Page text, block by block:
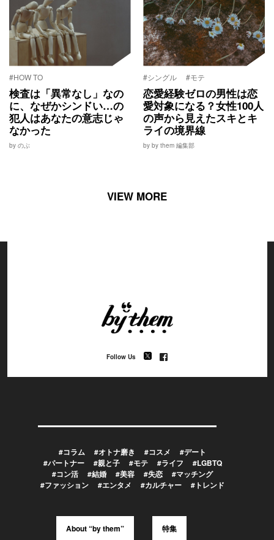
#HOW TO
検査は「異常なし」なの
に、なぜかシンドい…の
犯人はあなたの意志じゃ
なかった
by のぶ
#シングル #モテ
恋愛経験ゼロの男性は恋
愛対象になる？女性100人
の声から見えたスキとキ
ライの境界線
by by them 編集部
VIEW MORE
Follow Us
#コラム #オトナ磨き #コスメ
#デート
#パートナー
#親と子 #モテ #ライフ
#LGBTQ
#コン活
#結婚 #美容 #失恋
#マッチング
#ファッション
#エンタメ #カルチャー #トレンド
About “by them” 特集